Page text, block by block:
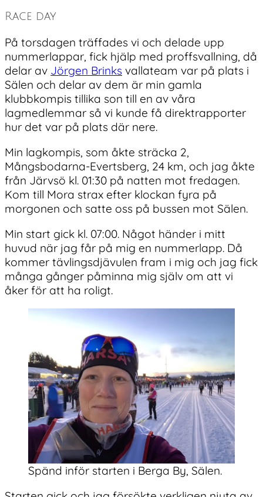
Race day
På torsdagen träffades vi och delade upp
nummerlappar, fick hjälp med proffsvallning, då
delar av Jörgen Brinks vallateam var på plats i
Sälen och delar av dem är min gamla
klubbkompis tillika son till en av våra
lagmedlemmar så vi kunde få direktrapporter
hur det var på plats där nere.
Min lagkompis, som åkte sträcka 2,
Mångsbodarna-Evertsberg, 24 km, och jag åkte
från Järvsö kl. 01:30 på natten mot fredagen.
Kom till Mora strax efter klockan fyra på
morgonen och satte oss på bussen mot Sälen.
Min start gick kl. 07:00. Något händer i mitt
huvud när jag får på mig en nummerlapp. Då
kommer tävlingsdjävulen fram i mig och jag fick
många gånger påminna mig själv om att vi
åker för att ha roligt.
Spänd inför starten i Berga By, Sälen.